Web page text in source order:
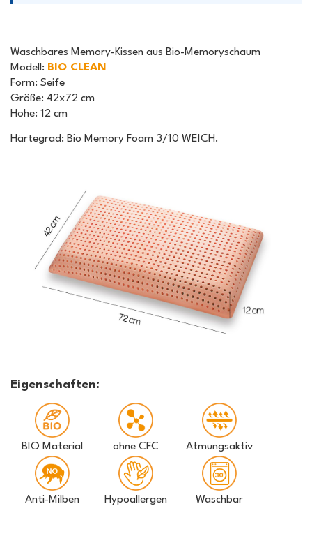
Waschbares Memory-Kissen aus Bio-Memoryschaum
Modell : BIO CLEAN
Form: Seife
Größe: 42x72 cm
Höhe: 12 cm
Härtegrad: Bio Memory Foam 3/10 WEICH.
Eigenschaften:
BIO Material ohne CFC Atmungsaktiv
Anti-Milben Hypoallergen Waschbar